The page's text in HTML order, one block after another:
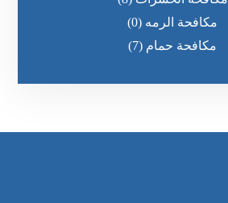
مكافحة الرمه (0)
مكافحة حمام (7)